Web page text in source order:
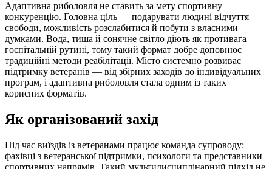
Адаптивна риболовля не ставить за мету спортивну
конкуренцію. Головна ціль — подарувати людині відчуття
свободи, можливість розслабитися й побути з власними
думками. Вода, тиша й сонячне світло діють як противага
госпітальній рутині, тому такий формат добре доповнює
традиційні методи реабілітації. Місто системно розвиває
підтримку ветеранів — від збірних заходів до індивідуальних
програм, і адаптивна риболовля стала одним із таких
корисних форматів.
Як організований захід
Під час виїздів із ветеранами працює команда супроводу:
фахівці з ветеранської підтримки, психологи та представники
спортивних напрямів. Такий мультидисциплінарний підхід не